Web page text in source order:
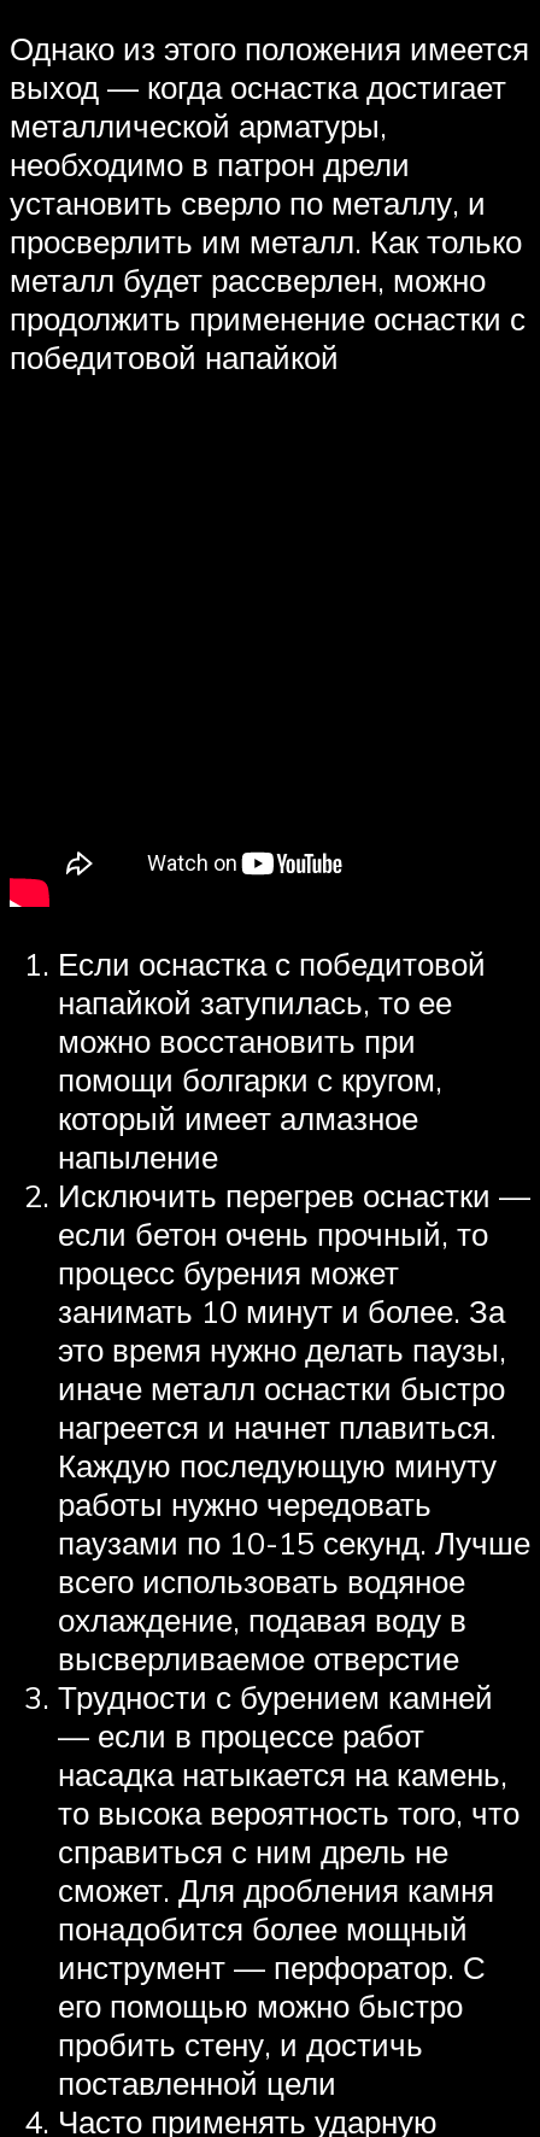
Однако из этого положения имеется
выход — когда оснастка достигает
металлической арматуры,
необходимо в патрон дрели
установить сверло по металлу, и
просверлить им металл. Как только
металл будет рассверлен, можно
продолжить применение оснастки с
победитовой напайкой
Если оснастка с победитовой
напайкой затупилась, то ее
можно восстановить при
помощи болгарки с кругом,
который имеет алмазное
напыление
Исключить перегрев оснастки —
если бетон очень прочный, то
процесс бурения может
занимать 10 минут и более. За
это время нужно делать паузы,
иначе металл оснастки быстро
нагреется и начнет плавиться.
Каждую последующую минуту
работы нужно чередовать
паузами по 10-15 секунд. Лучше
всего использовать водяное
охлаждение, подавая воду в
высверливаемое отверстие
Трудности с бурением камней
— если в процессе работ
насадка натыкается на камень,
то высока вероятность того, что
справиться с ним дрель не
сможет. Для дробления камня
понадобится более мощный
инструмент — перфоратор. С
его помощью можно быстро
пробить стену, и достичь
поставленной цели
Часто применять ударную